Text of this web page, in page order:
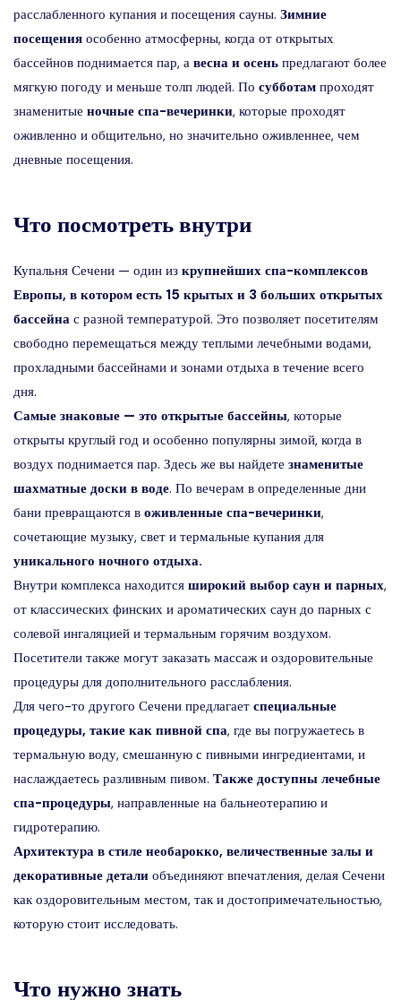
расслабленного купания и посещения сауны. Зимние
посещения особенно атмосферны, когда от открытых
бассейнов поднимается пар, а весна и осень предлагают более
мягкую погоду и меньше толп людей. По субботам проходят
знаменитые ночные спа-вечеринки, которые проходят
оживленно и общительно, но значительно оживленнее, чем
дневные посещения.
Что посмотреть внутри
Купальня Сечени — один из крупнейших спа-комплексов
Европы, в котором есть 15 крытых и 3 больших открытых
бассейна с разной температурой. Это позволяет посетителям
свободно перемещаться между теплыми лечебными водами,
прохладными бассейнами и зонами отдыха в течение всего
дня.
Самые знаковые — это открытые бассейны, которые
открыты круглый год и особенно популярны зимой, когда в
воздух поднимается пар. Здесь же вы найдете знаменитые
шахматные доски в воде. По вечерам в определенные дни
бани превращаются в оживленные спа-вечеринки,
сочетающие музыку, свет и термальные купания для
уникального ночного отдыха.
Внутри комплекса находится широкий выбор саун и парных,
от классических финских и ароматических саун до парных с
солевой ингаляцией и термальным горячим воздухом.
Посетители также могут заказать массаж и оздоровительные
процедуры для дополнительного расслабления.
Для чего-то другого Сечени предлагает специальные
процедуры, такие как пивной спа, где вы погружаетесь в
термальную воду, смешанную с пивными ингредиентами, и
наслаждаетесь разливным пивом. Также доступны лечебные
спа-процедуры, направленные на бальнеотерапию и
гидротерапию.
Архитектура в стиле необарокко, величественные залы и
декоративные детали объединяют впечатления, делая Сечени
как оздоровительным местом, так и достопримечательностью,
которую стоит исследовать.
Что нужно знать